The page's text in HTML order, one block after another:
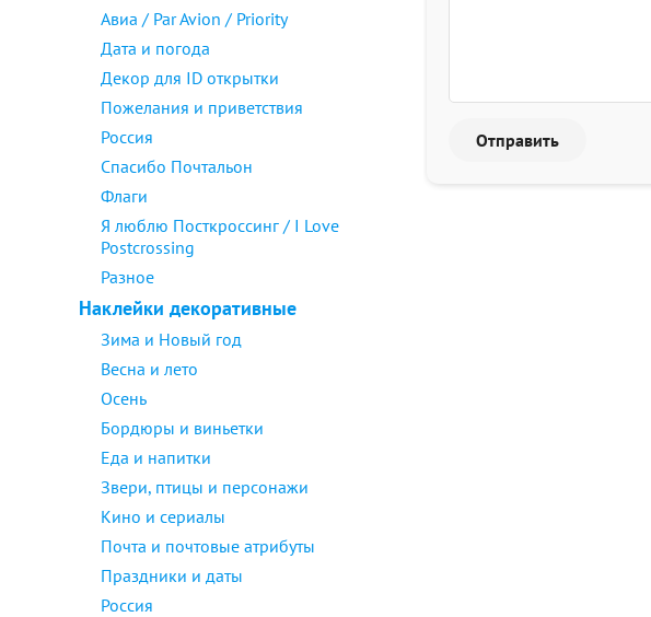
Авиа / Par Avion / Priority
Дата и погода
Декор для ID открытки
Пожелания и приветствия
Россия
Спасибо Почтальон
Флаги
Я люблю Посткроссинг / I Love
Postcrossing
Разное
Наклейки декоративные
Зима и Новый год
Весна и лето
Осень
Бордюры и виньетки
Еда и напитки
Звери, птицы и персонажи
Кино и сериалы
Почта и почтовые атрибуты
Праздники и даты
Россия